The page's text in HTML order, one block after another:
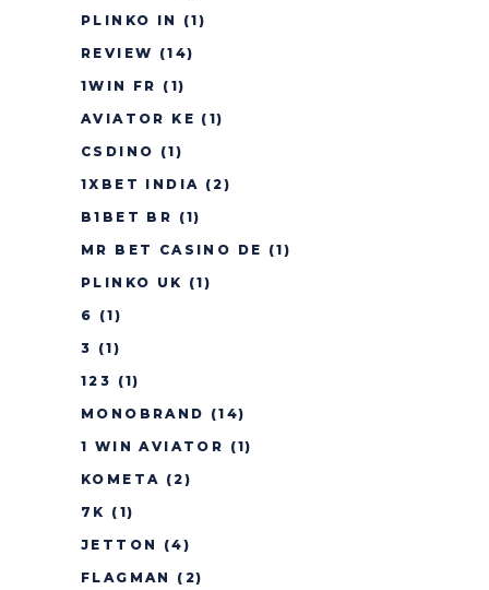
PLINKO IN
(1)
REVIEW (14)
1WIN FR (1)
AVIATOR KE (1)
CSDINO (1)
1XBET INDIA (2)
B1BET BR (1)
MR BET CASINO DE (1)
PLINKO UK (1)
6 (1)
3 (1)
123 (1)
MONOBRAND (14)
1 WIN AVIATOR (1)
KOMETA (2)
7K (1)
JETTON
(4)
FLAGMAN
(2)